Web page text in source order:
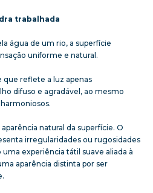
trabalhada
água de um rio, a superfície
uniforme e natural.
reflete a luz apenas
difuso e agradável, ao mesmo
natural da superfície. O
irregularidades ou rugosidades
experiência tátil suave aliada à
aparência distinta por ser